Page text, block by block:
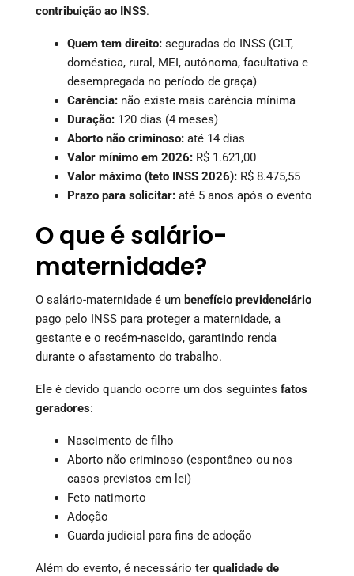
contribuição ao INSS.
Quem tem direito: seguradas do INSS (CLT,
doméstica, rural, MEI, autônoma, facultativa e
desempregada no período de graça)
Carência: não existe mais carência mínima
Duração: 120 dias (4 meses)
Aborto não criminoso: até 14 dias
Valor mínimo em 2026: R$ 1.621,00
Valor máximo (teto INSS 2026): R$ 8.475,55
Prazo para solicitar: até 5 anos após o evento
O que é salário-
maternidade?
O salário-maternidade é um benefício previdenciário
pago pelo INSS para proteger a maternidade, a
gestante e o recém-nascido, garantindo renda
durante o afastamento do trabalho.
Ele é devido quando ocorre um dos seguintes fatos
geradores:
Nascimento de filho
Aborto não criminoso (espontâneo ou nos
casos previstos em lei)
Feto natimorto
Adoção
Guarda judicial para fins de adoção
Além do evento, é necessário ter qualidade de